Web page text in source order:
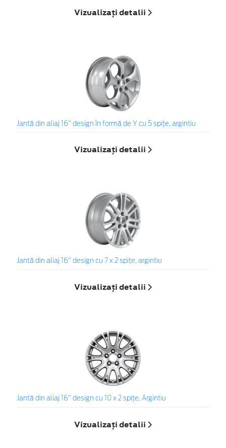
Vizualizați detalii
Jantă din aliaj 16" design în formă de Y cu 5 spiţe, argintiu
Vizualizați detalii
Jantă din aliaj 16" design cu 7 x 2 spiţe, argintiu
Vizualizați detalii
Jantă din aliaj 16" design cu 10 x 2 spiţe, Argintiu
Vizualizați detalii